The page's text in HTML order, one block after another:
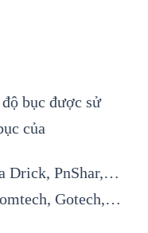
bục được sử
của
Drick, PnShar,…
Gotech,…